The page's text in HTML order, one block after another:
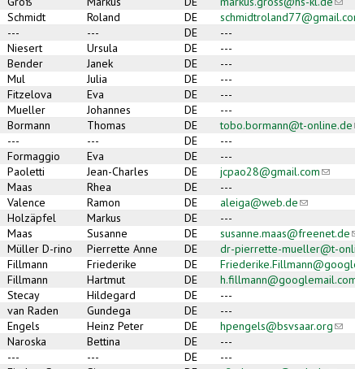
Schmidt Roland DE
--- --- DE
---
Niesert Ursula DE
---
Bender Janek DE
---
Mul Julia DE
---
Fitzelova Eva DE
---
Mueller Johannes DE
---
Bormann Thomas DE tobo.bormann@t-online.de
--- --- DE
---
Formaggio Eva DE
---
Paoletti Jean-Charles DE jcpao28@gmail.com(link
Maas Rhea DE
---
Valence Ramon DE aleiga@web.de(link sends
Holzäpfel Markus DE
---
Maas Susanne DE susanne.maas@freenet.de
Müller D-rino Pierrette Anne DE dr-pierrette-mueller@t-
Fillmann Friederike DE
Fillmann Hartmut DE
Stecay Hildegard DE
---
van Raden Gundega DE
---
Engels Heinz Peter DE hpengels@bsvsaar.org
Naroska Bettina DE
---
--- --- DE
---